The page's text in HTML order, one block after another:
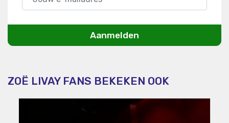
Aanmelden
ZOË LIVAY FANS BEKEKEN OOK